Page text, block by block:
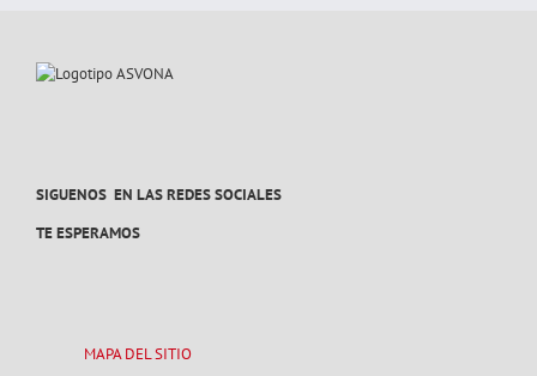
SIGUENOS EN LAS REDES SOCIALES
TE ESPERAMOS
MAPA DEL SITIO